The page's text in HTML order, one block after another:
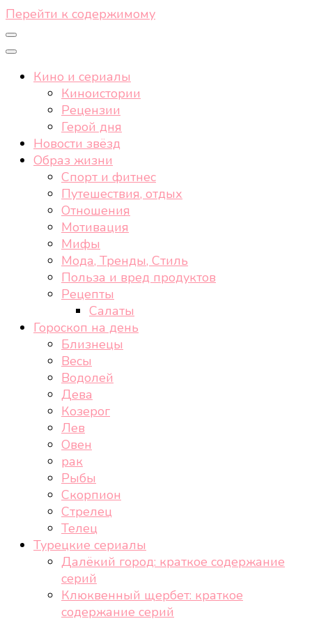
Перейти к содержимому
Кино и сериалы
Киноистории
Рецензии
Герой дня
Новости звёзд
Образ жизни
Спорт и фитнес
Путешествия, отдых
Отношения
Мотивация
Мифы
Мода, Тренды, Стиль
Польза и вред продуктов
Рецепты
Салаты
Гороскоп на день
Близнецы
Весы
Водолей
Дева
Козерог
Лев
Овен
рак
Рыбы
Скорпион
Стрелец
Телец
Турецкие сериалы
Далёкий город: краткое содержание
серий
Клюквенный щербет: краткое
содержание серий